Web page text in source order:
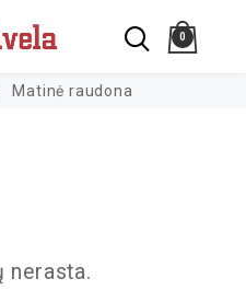
0
Matinė raudona
nerasta.